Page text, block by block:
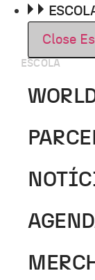
Close
ESCOLA